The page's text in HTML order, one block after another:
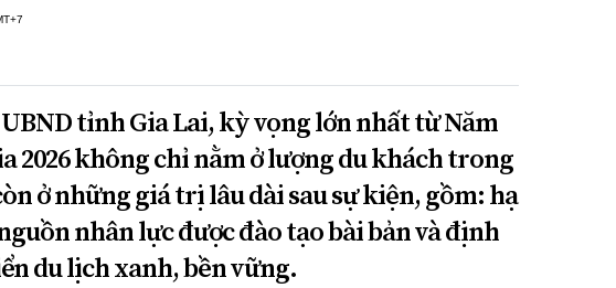
tỉnh Gia Lai, kỳ vọng lớn nhất từ Năm
2026 không chỉ nằm ở lượng du khách trong
ở những giá trị lâu dài sau sự kiện, gồm: hạ
nhân lực được đào tạo bài bản và định
du lịch xanh, bền vững.